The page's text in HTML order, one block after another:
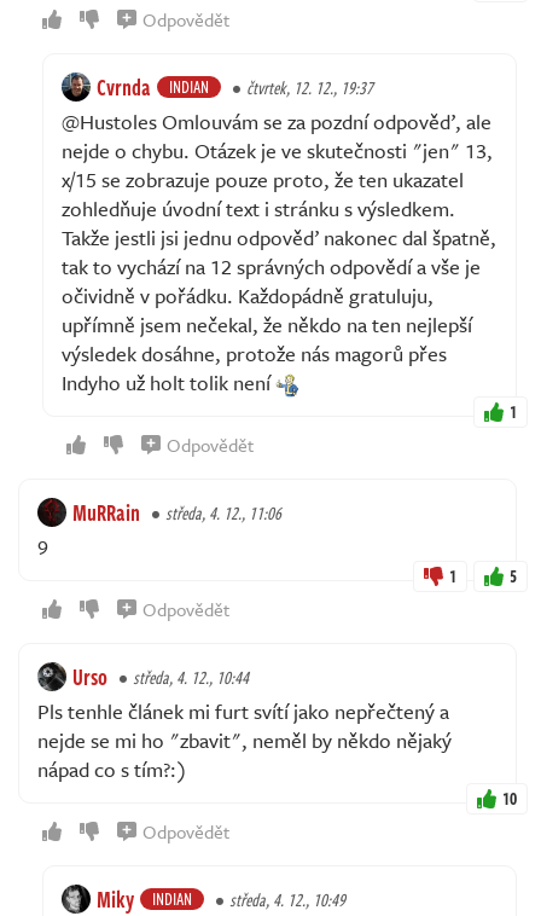
Odpovědět
Cvrnda INDIAN čtvrtek, 12. 12., 19:37
@Hustoles Omlouvám se za pozdní odpověď, ale
nejde o chybu. Otázek je ve skutečnosti "jen" 13,
x/15 se zobrazuje pouze proto, že ten ukazatel
zohledňuje úvodní text i stránku s výsledkem.
Takže jestli jsi jednu odpověď nakonec dal špatně,
tak to vychází na 12 správných odpovědí a vše je
očividně v pořádku. Každopádně gratuluju,
upřímně jsem nečekal, že někdo na ten nejlepší
výsledek dosáhne, protože nás magorů přes
Indyho už holt tolik není
1
Odpovědět
MuRRain středa, 4. 12., 11:06
9
1 5
Odpovědět
Urso středa, 4. 12., 10:44
Pls tenhle článek mi furt svítí jako nepřečtený a
nejde se mi ho "zbavit", neměl by někdo nějaký
nápad co s tím?:)
10
Odpovědět
Miky INDIAN středa, 4. 12., 10:49